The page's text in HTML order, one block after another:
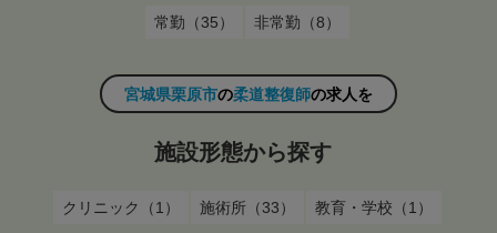
常勤（35） 非常勤（8）
宮城県栗原市の柔道整復師の求人を
施設形態から探す
クリニック（1） 施術所（33） 教育・学校（1）